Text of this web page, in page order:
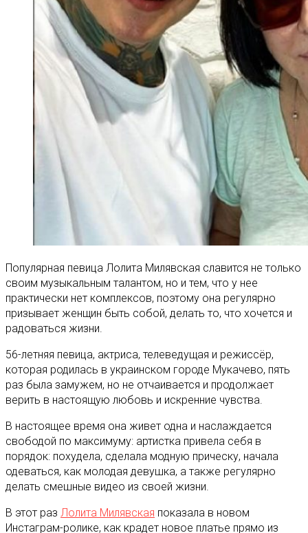
Популярная певица Лолита Милявская славится не только
своим музыкальным талантом, но и тем, что у нее
практически нет комплексов, поэтому она регулярно
призывает женщин быть собой, делать то, что хочется и
радоваться жизни.
56-летняя певица, актриса, телеведущая и режиссёр,
которая родилась в украинском городе Мукачево, пять
раз была замужем, но не отчаивается и продолжает
верить в настоящую любовь и искренние чувства.
В настоящее время она живет одна и наслаждается
свободой по максимуму: артистка привела себя в
порядок: похудела, сделала модную прическу, начала
одеваться, как молодая девушка, а также регулярно
делать смешные видео из своей жизни.
В этот раз Лолита Милявская показала в новом
Инстаграм-ролике, как крадет новое платье прямо из